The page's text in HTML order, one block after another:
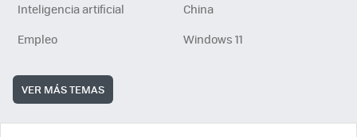
Inteligencia artificial
China
Empleo
Windows 11
VER MÁS TEMAS